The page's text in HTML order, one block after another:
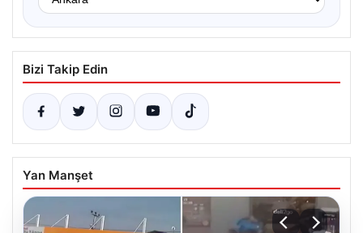
Bizi Takip Edin
Yan Manşet